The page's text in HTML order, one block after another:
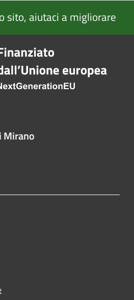
sito, aiutaci a migliorare
Mirano